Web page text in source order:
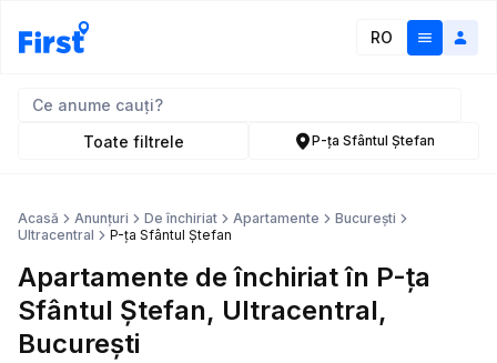
RO
Toate filtrele P-ța Sfântul Ștefan
Acasă Anunțuri De închiriat Apartamente
București
Ultracentral
P-ța Sfântul Ștefan
Apartamente de închiriat în P-ța
Sfântul Ștefan, Ultracentral,
București